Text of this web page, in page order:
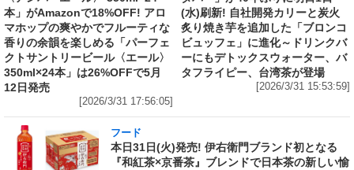
本」がAmazonで18%OFF! アロ
マホップの爽やかでフルーティな
香りの余韻を楽しめる「パーフェ
クトサントリービール〈エール〉
350ml×24本」は26%OFFで5月
12日発売
[2026/3/31 17:56:05]
(水)刷新! 自社開発カリーと炭火
炙り焼き芋を追加した「ブロンコ
ビュッフェ」に進化～ドリンクバ
ーにもデトックスウォーター、バ
タフライピー、台湾茶が登場
[2026/3/31 15:53:59]
フード
本日31日(火)発売! 伊右衛門ブランド初となる
『和紅茶×京番茶』ブレンドで日本茶の新しい愉